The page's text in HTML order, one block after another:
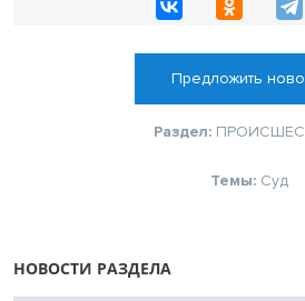
Предложить
Раздел:
Темы: Суд
НОВОСТИ РАЗДЕЛА